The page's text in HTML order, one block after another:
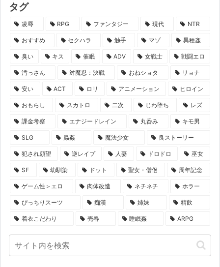
タグ
凌辱 RPG ファンタジー 現代 NTR
おすすめ セクハラ 触手 マゾ 異種姦
臭い キス 催眠 ADV 女戦士 戦闘エロ
汚っさん 対魔忍：決戦 おねショタ リョナ
安い ACT ロリ アニメーション ヒロイン
おもらし スカトロ 二次 じわ堕ち レズ
課金考察 エナジードレイン 丸呑み キモ男
SLG 蟲姦 魔法少女 良ストーリー
犯され願望 逆レイプ 人妻 ドロドロ 巫女
SF 幼馴染 ドット 聖女・僧侶 周年記念
ゲーム性＞エロ 肉体改造 ネチネチ ホラー
ぴっちりスーツ 痴漢 姉妹 精飲
着衣こだわり 売春 睡眠姦 ARPG